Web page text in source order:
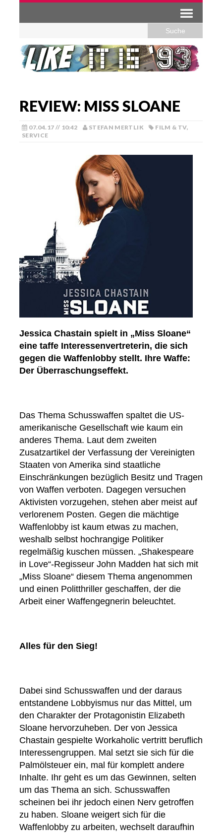
REVIEW: MISS SLOANE
07.04.17 // 10:42 STEFAN MERTLIK FILM & TV,
SERVICE
Jessica Chastain spielt in „Miss Sloane“
eine taffe Interessenvertreterin, die sich
gegen die Waffenlobby stellt. Ihre Waffe:
Der Überraschungseffekt.
Das Thema Schusswaffen spaltet die US-
amerikanische Gesellschaft wie kaum ein
anderes Thema. Laut dem zweiten
Zusatzartikel der Verfassung der Vereinigten
Staaten von Amerika sind staatliche
Einschränkungen bezüglich Besitz und Tragen
von Waffen verboten. Dagegen versuchen
Aktivisten vorzugehen, stehen aber meist auf
verlorenem Posten. Gegen die mächtige
Waffenlobby ist kaum etwas zu machen,
weshalb selbst hochrangige Politiker
regelmäßig kuschen müssen. „Shakespeare
in Love“-Regisseur John Madden hat sich mit
„Miss Sloane“ diesem Thema angenommen
und einen Politthriller geschaffen, der die
Arbeit einer Waffengegnerin beleuchtet.
Alles für den Sieg!
Dabei sind Schusswaffen und der daraus
entstandene Lobbyismus nur das Mittel, um
den Charakter der Protagonistin Elizabeth
Sloane hervorzuheben. Der von Jessica
Chastain gespielte Workaholic vertritt beruflich
Interessengruppen. Mal setzt sie sich für die
Palmölsteuer ein, mal für komplett andere
Inhalte. Ihr geht es um das Gewinnen, selten
um das Thema an sich. Schusswaffen
scheinen bei ihr jedoch einen Nerv getroffen
zu haben. Sloane weigert sich für die
Waffenlobby zu arbeiten, wechselt daraufhin